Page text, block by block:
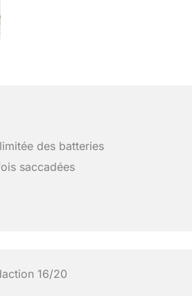
des batteries
saccadées
16/20